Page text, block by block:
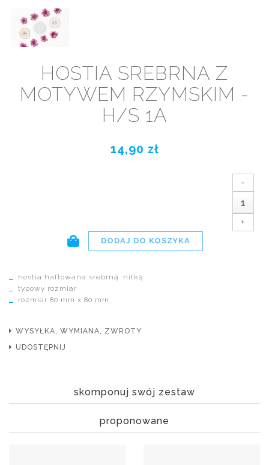
HOSTIA SREBRNA Z
MOTYWEM RZYMSKIM -
H/S 1A
14,90 zł
-
+
hostia haftowana srebrną nitką
typowy rozmiar
rozmiar 80 mm x 80 mm
WYSYŁKA, WYMIANA, ZWROTY
UDOSTĘPNIJ
skomponuj swój zestaw
proponowane